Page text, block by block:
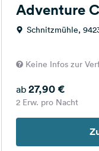
Adventure
Schnitzmühle,
Keine Infos zur
ab 27,90 €
2 Erw. pro Nacht